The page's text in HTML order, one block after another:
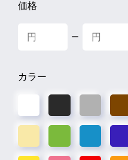
価格
ー
カラー